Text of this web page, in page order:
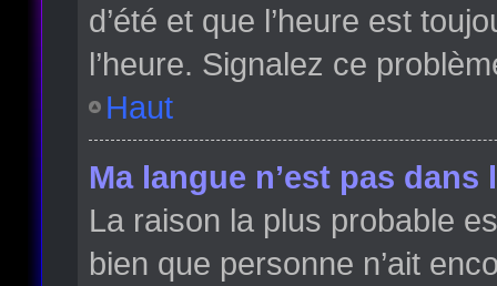
d’été et que l’heure est
l’heure. Signalez ce
Haut
Ma langue n’est pas dans
La raison la plus probable
bien que personne n’ait